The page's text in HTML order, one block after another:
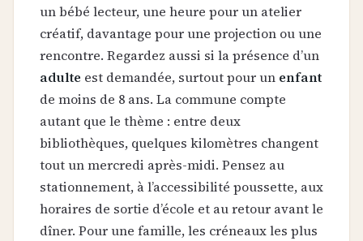
un bébé lecteur, une heure pour un atelier
créatif, davantage pour une projection ou une
rencontre. Regardez aussi si la présence d’un
adulte est demandée, surtout pour un enfant
de moins de 8 ans. La commune compte
autant que le thème : entre deux
bibliothèques, quelques kilomètres changent
tout un mercredi après-midi. Pensez au
stationnement, à l’accessibilité poussette, aux
horaires de sortie d’école et au retour avant le
dîner. Pour une famille, les créneaux les plus